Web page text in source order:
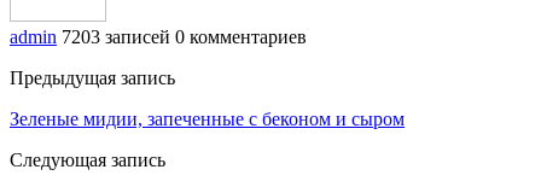
admin 7203 записей 0 комментариев
Предыдущая запись
Зеленые мидии, запеченные с беконом и сыром
Следующая запись